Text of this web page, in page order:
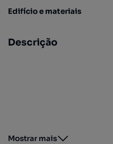
Edifício e materiais
Descrição
Mostrar mais